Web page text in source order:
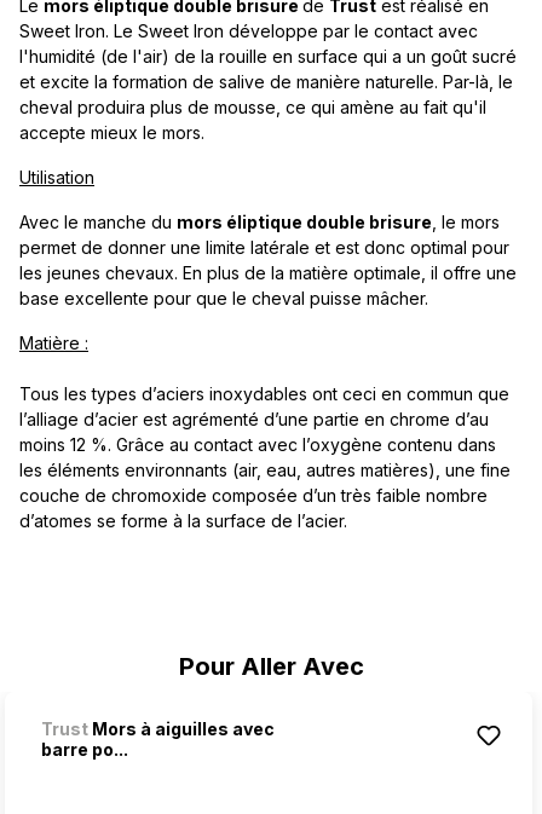
Pour Aller Avec
Trust Mors à aiguilles avec
barre po...
Le mors éliptique double brisure de Trust est réalisé en
Sweet Iron. Le Sweet Iron développe par le contact avec
l'humidité (de l'air) de la rouille en surface qui a un goût sucré
et excite la formation de salive de manière naturelle. Par-là, le
cheval produira plus de mousse, ce qui amène au fait qu'il
accepte mieux le mors.
Utilisation
Avec le manche du mors éliptique double brisure , le mors
permet de donner une limite latérale et est donc optimal pour
les jeunes chevaux. En plus de la matière optimale, il offre une
base excellente pour que le cheval puisse mâcher.
Matière :
Tous les types d’aciers inoxydables ont ceci en commun que
l’alliage d’acier est agrémenté d’une partie en chrome d’au
moins 12 %. Grâce au contact avec l’oxygène contenu dans
les éléments environnants (air, eau, autres matières), une fine
couche de chromoxide composée d’un très faible nombre
d’atomes se forme à la surface de l’acier.